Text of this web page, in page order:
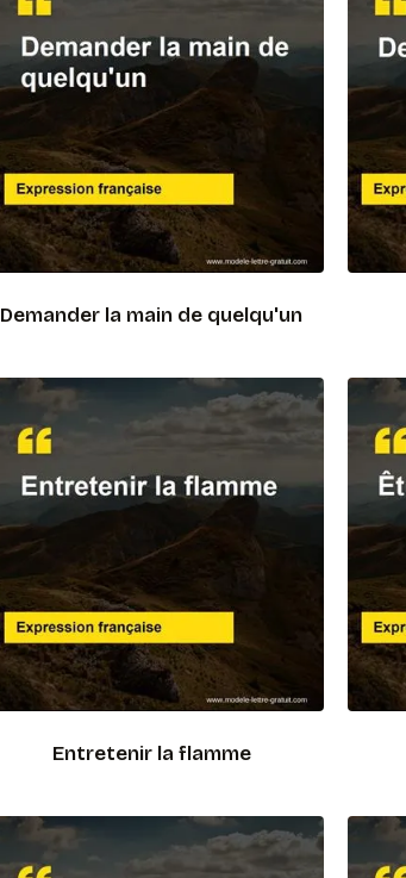
Demander la main de quelqu'un
Entretenir la flamme